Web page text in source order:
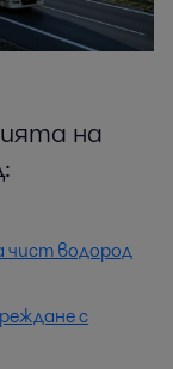
на
чист водород
с